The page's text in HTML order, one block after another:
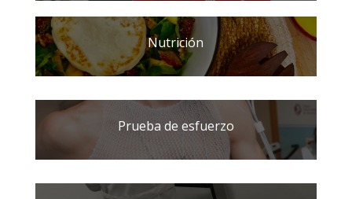
Nutrición
Prueba de esfuerzo